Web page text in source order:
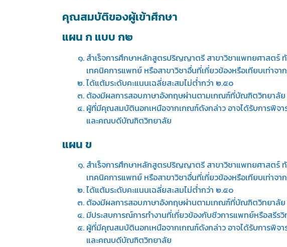
คุณสมบัติของผู้เข้าศึกษา
แผน ก แบบ ก๒
สำเร็จการศึกษาหลักสูตรปริญญาตรี สาขาวิชาแพทยศาสต
เทคนิคการแพทย์ หรือสาขาวิชาอื่นที่เกี่ยวข้องหรือเทียบเท่า
ได้แต้มระดับคะแนนเฉลี่ยสะสมไม่ต่ำกว่า ๒.๕๐
ต้องมีผลการสอบภาษาอังกฤษผ่านตามเกณฑ์ที่บัณฑิตวิทยาลั
ผู้ที่มีคุณสมบัตินอกเหนือจากเกณฑ์ดังกล่าว อาจได้รับการพิจ
และคณบดีบัณฑิตวิทยาลัย
แผน ข
สำเร็จการศึกษาหลักสูตรปริญญาตรี สาขาวิชาแพทยศาสต
เทคนิคการแพทย์ หรือสาขาวิชาอื่นที่เกี่ยวข้องหรือเทียบเท่า
ได้แต้มระดับคะแนนเฉลี่ยสะสมไม่ต่ำกว่า ๒.๕๐
ต้องมีผลการสอบภาษาอังกฤษผ่านตามเกณฑ์ที่บัณฑิตวิทยาลั
มีประสบการณ์การทำงานที่เกี่ยวข้องกับชีวการแพทย์หรือสรีร
ผู้ที่มีคุณสมบัตินอกเหนือจากเกณฑ์ดังกล่าว อาจได้รับการพิจ
และคณบดีบัณฑิตวิทยาลัย